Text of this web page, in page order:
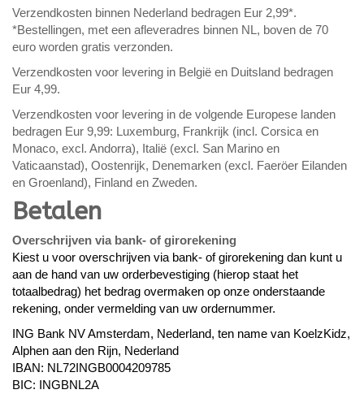
Verzendkosten binnen Nederland bedragen Eur 2,99*.
*Bestellingen, met een afleveradres binnen NL, boven de 70
euro worden gratis verzonden.
Verzendkosten voor levering in België en Duitsland bedragen
Eur 4,99.
Verzendkosten voor levering in de volgende Europese landen
bedragen Eur 9,99: Luxemburg, Frankrijk (incl. Corsica en
Monaco, excl. Andorra), Italië (excl. San Marino en
Vaticaanstad), Oostenrijk, Denemarken (excl. Faeröer Eilanden
en Groenland), Finland en Zweden.
Betalen
Overschrijven via bank- of girorekening
Kiest u voor overschrijven via bank- of girorekening dan kunt u
aan de hand van uw orderbevestiging (hierop staat het
totaalbedrag) het bedrag overmaken op onze onderstaande
rekening, onder vermelding van uw ordernummer.
ING Bank NV Amsterdam, Nederland, ten name van KoelzKidz,
Alphen aan den Rijn, Nederland
IBAN: NL72INGB0004209785
BIC: INGBNL2A